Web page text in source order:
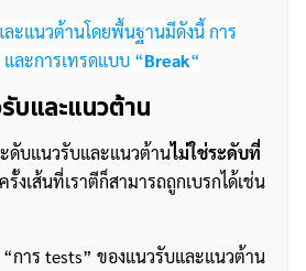
ะแนวต้านโดยพื้นฐานมีดังนี้ การ
และการเทรดแบบ “Break“
บและแนวต้าน
ดับแนวรับและแนวต้านไม่ใช่ระดับที่
รั้งเส้นที่เราตีก็สามารถถูกเบรกได้เช่น
การ tests” ของแนวรับและแนวต้าน